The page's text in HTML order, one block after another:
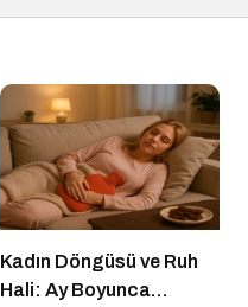
Kadın Döngüsü ve Ruh
Hali: Ay Boyunca